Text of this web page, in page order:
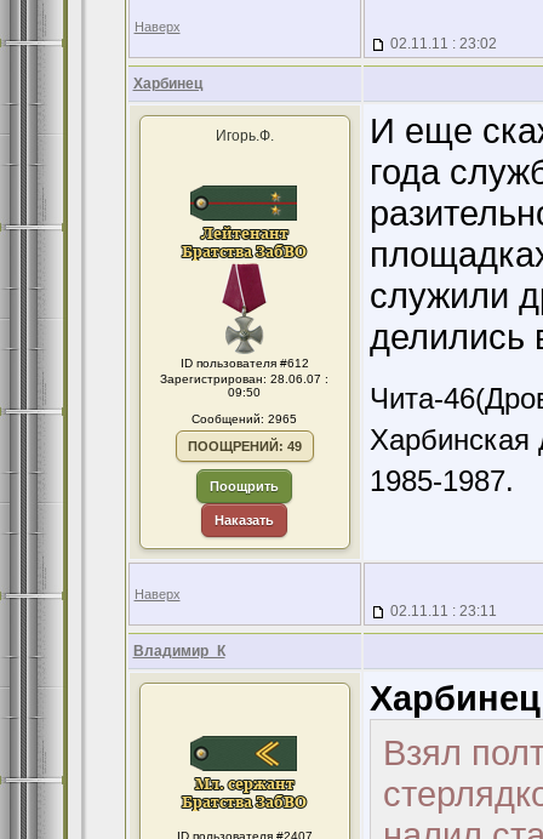
Наверх
02.11.11 : 23:02
Харбинец
Игорь.Ф.
ID пользователя #612
Зарегистрирован: 28.06.07 :
09:50
Сообщений: 2965
ПООЩРЕНИЙ: 49
Поощрить
Наказать
И еще
года
служили
делились
Чита-
Харбинская
1985-1987.
Наверх
02.11.11 : 23:11
Владимир_К
ID пользователя #2407
Взял